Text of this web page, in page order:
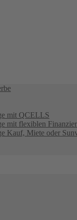
mit QCELLS
mit flexiblen
Kauf, Miete oder